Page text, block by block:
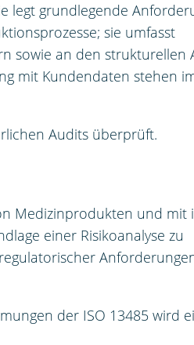
legt grundlegende
sie umfasst
sowie an den strukturellen
mit Kundendaten stehen
Audits überprüft.
Medizinprodukten und mit
einer Risikoanalyse zu
der ISO 13485 wird